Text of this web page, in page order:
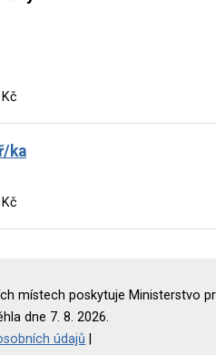
ka
místech poskytuje Ministerstvo
dne 7. 8. 2026.
údajů